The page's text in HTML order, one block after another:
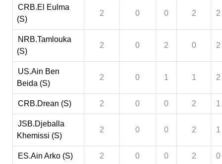
CRB.El Eulma
(S)
2 0 0 2 2
NRB.Tamlouka
(S)
2 0 2 0 2
US.Ain Ben
Beida (S)
2 0 1 1 2
CRB.Drean (S) 2 0 0 2 1
JSB.Djeballa
Khemissi (S)
2 0 0 2 1
ES.Ain Arko (S) 2 0 0 2 0